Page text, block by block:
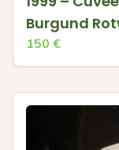
Burgund
150 €